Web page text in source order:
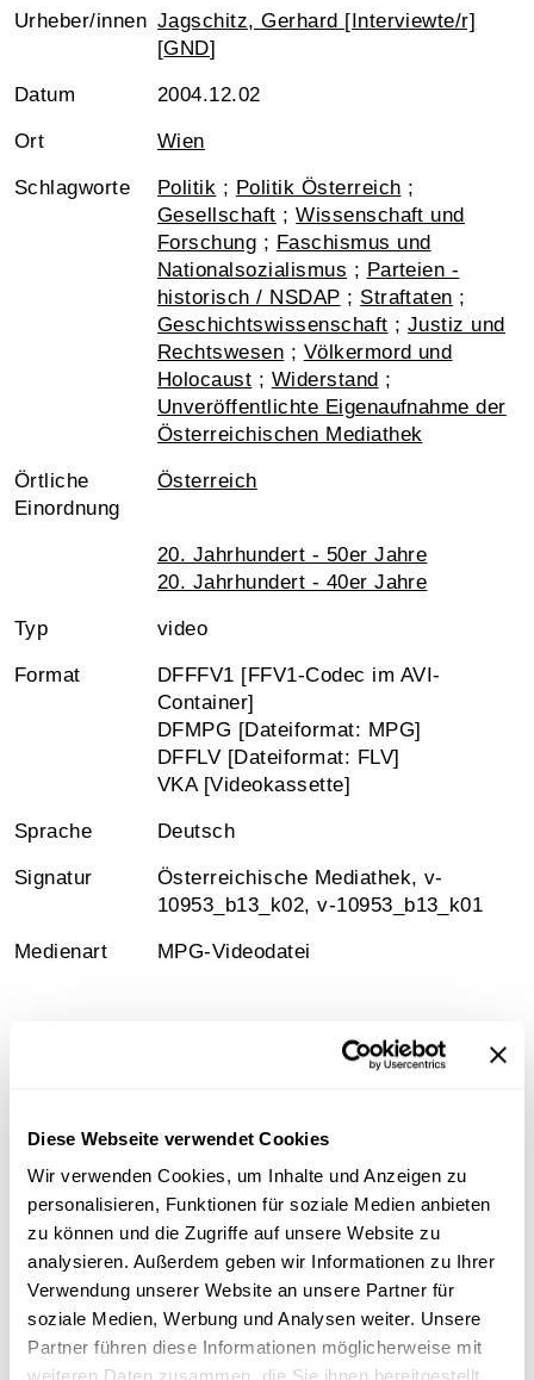
Diese Webseite verwendet Cookies
Wir verwenden Cookies, um Inhalte und Anzeigen zu
personalisieren, Funktionen für soziale Medien anbieten
zu können und die Zugriffe auf unsere Website zu
analysieren. Außerdem geben wir Informationen zu Ihrer
Verwendung unserer Website an unsere Partner für
soziale Medien, Werbung und Analysen weiter. Unsere
Partner führen diese Informationen möglicherweise mit
Urheber/innen Jagschitz, Gerhard [Interviewte/r]
[GND]
Datum 2004.12.02
Ort Wien
Schlagworte Politik ; Politik Österreich ;
Gesellschaft ;Wissenschaft und
Forschung ; Faschismus und
Nationalsozialismus ; Parteien -
historisch / NSDAP ; Straftaten ;
Geschichtswissenschaft ;Justiz und
Rechtswesen ; Völkermord und
Holocaust ; Widerstand ;
Unveröffentlichte Eigenaufnahme der
Österreichischen Mediathek
Örtliche
Einordnung
Österreich
20. Jahrhundert - 50er Jahre
20. Jahrhundert - 40er Jahre
Typ video
Format
DFFFV1 [FFV1-Codec im AVI-
Container]
DFMPG [Dateiformat: MPG]
DFFLV [Dateiformat: FLV]
VKA [Videokassette]
Sprache Deutsch
Signatur
Österreichische Mediathek, v-
10953_b13_k02, v-10953_b13_k01
Medienart MPG-Videodatei
Inhalt
Interview mit dem Historiker Professor Gerhard
Jagschitz in der Österreichischen Mediathek.
Sammlungsgeschichte
Sammlung Video-Eigenaufnahmen der
Österreichischen Mediathek